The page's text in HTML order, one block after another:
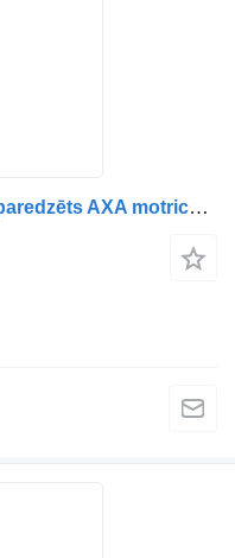
Supapă EBS EBS modulators paredzēts AXA motrică Scania, coduri 2653387, 2447835, 2653385-11 kravas automašīnas